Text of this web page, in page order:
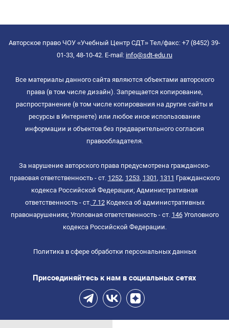
Авторское право ЧОУ «Учебный Центр СДТ» Тел/факс: +7 (8452) 39-
01-33, 48-10-42. E-mail: info@sdt-edu.ru
Все материалы данного сайта являются объектами авторского
права (в том числе дизайн). Запрещается копирование,
распространение (в том числе копирования на другие сайты и
ресурсы в Интернете) или любое иное использование
информации и объектов без предварительного согласия
правообладателя.
За нарушение авторского права предусмотрена гражданско-
правовая ответственность - ст. 1252, 1253, 1301, 1311 Гражданского
кодекса Российской Федерации; Административная
ответственность - ст.7.12Кодекса об административных
правонарушениях; Уголовная ответственность - ст. 146Уголовного
кодекса Российской Федерации.
Политика в сфере обработки персональных данных
Присоединяйтесь к нам в социальных сетях